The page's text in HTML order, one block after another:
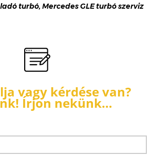
turbó, Mercedes GLE turbó szerviz
vagy kérdése van?
Írjon nekünk…